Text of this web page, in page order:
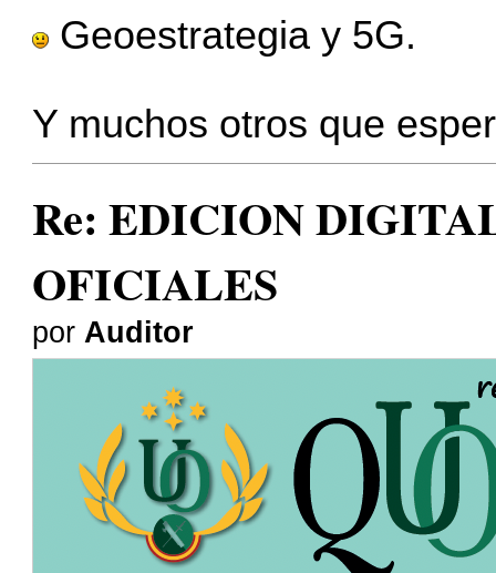
Geoestrategia y 5G.
Y muchos otros que
Re: EDICION
OFICIALES
por Auditor